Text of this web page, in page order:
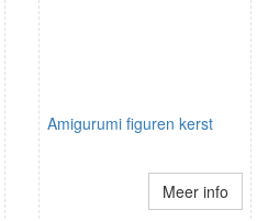
Amigurumi figuren kerst
Meer info